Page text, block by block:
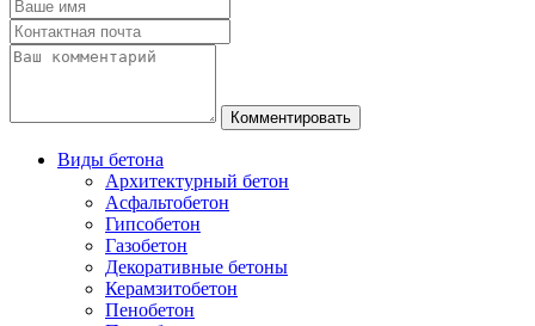
Виды бетона
Архитектурный бетон
Асфальтобетон
Гипсобетон
Газобетон
Декоративные бетоны
Керамзитобетон
Пенобетон